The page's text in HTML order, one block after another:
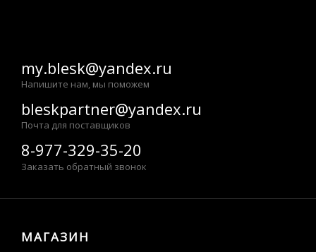
my.blesk@yandex.ru
Напишите нам, мы поможем
bleskpartner@yandex.ru
Почта для поставщиков
8-977-329-35-20
Заказать обратный звонок
МАГАЗИН